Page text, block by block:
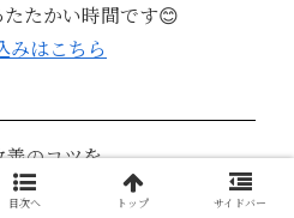
たかい時間です😊
みはこちら
善のコツを
目次へ トップ サイドバー